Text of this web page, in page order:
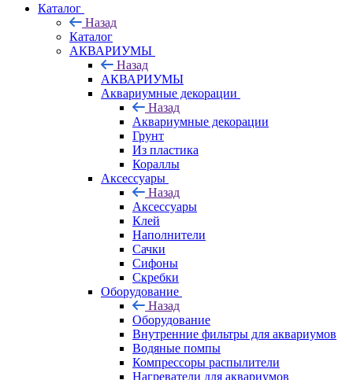
Каталог
Назад
Каталог
АКВАРИУМЫ
Назад
АКВАРИУМЫ
Аквариумные декорации
Назад
Аквариумные декорации
Грунт
Из пластика
Кораллы
Аксессуары
Назад
Аксессуары
Клей
Наполнители
Сачки
Сифоны
Скребки
Оборудование
Назад
Оборудование
Внутренние фильтры для аквариумов
Водяные помпы
Компрессоры распылители
Нагреватели для аквариумов